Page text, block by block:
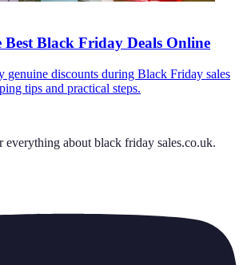
Black Friday Deals Online
genuine discounts during Black Friday sales
tips and practical steps.
everything about black friday sales.co.uk.